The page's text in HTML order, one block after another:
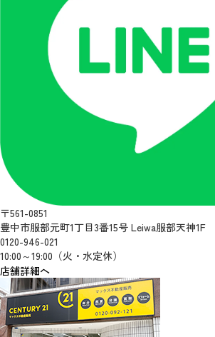
〒561-0851
豊中市服部元町1丁目3番15号 Leiwa服部天神1F
0120-946-021
10:00～19:00（火・水定休）
店舗詳細へ